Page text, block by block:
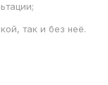
так и без неё.